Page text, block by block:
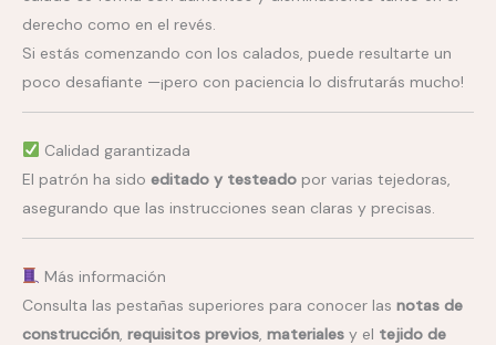
derecho como en el revés.
Si estás comenzando con los calados, puede resultarte un
poco desafiante —¡pero con paciencia lo disfrutarás mucho!
Calidad garantizada
El patrón ha sido editado y testeado por varias tejedoras,
asegurando que las instrucciones sean claras y precisas.
Más información
Consulta las pestañas superiores para conocer las notas de
construcción, requisitos previos, materiales y el tejido de